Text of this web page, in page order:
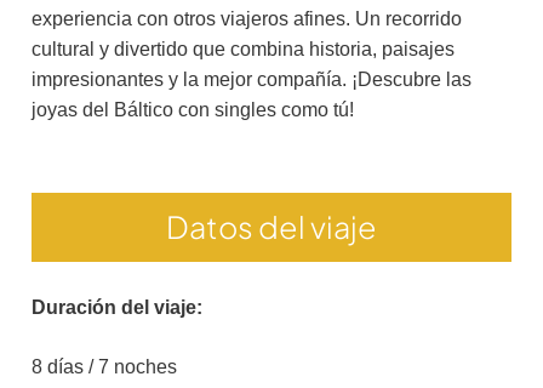
experiencia con otros viajeros afines. Un recorrido
cultural y divertido que combina historia, paisajes
impresionantes y la mejor compañía. ¡Descubre las
joyas del Báltico con singles como tú!
Datos del viaje
Duración del viaje:
8 días / 7 noches